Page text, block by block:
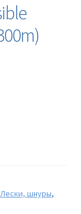
Лески, шнуры,